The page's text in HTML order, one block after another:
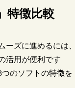
特徴比較
ーズに進めるには、
活用が便利です
のソフトの特徴を